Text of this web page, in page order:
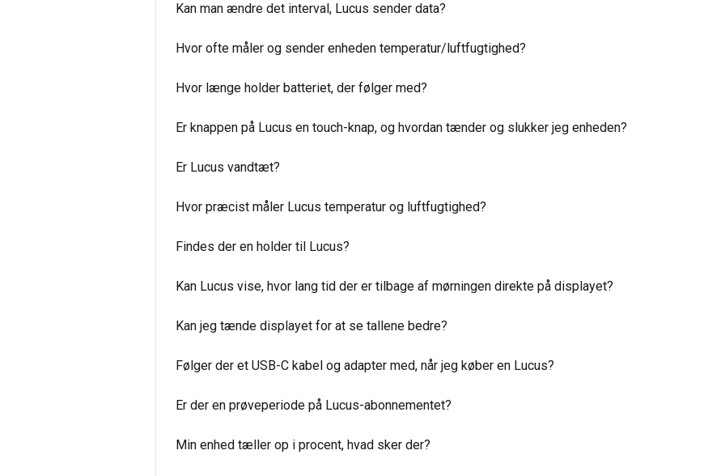
Kan man ændre det interval, Lucus sender data?
Hvor ofte måler og sender enheden temperatur/luftfugtighed?
Hvor længe holder batteriet, der følger med?
Er knappen på Lucus en touch-knap, og hvordan tænder og slukker jeg enheden?
Er Lucus vandtæt?
Hvor præcist måler Lucus temperatur og luftfugtighed?
Findes der en holder til Lucus?
Kan Lucus vise, hvor lang tid der er tilbage af mørningen direkte på displayet?
Kan jeg tænde displayet for at se tallene bedre?
Følger der et USB-C kabel og adapter med, når jeg køber en Lucus?
Er der en prøveperiode på Lucus-abonnementet?
Min enhed tæller op i procent, hvad sker der?